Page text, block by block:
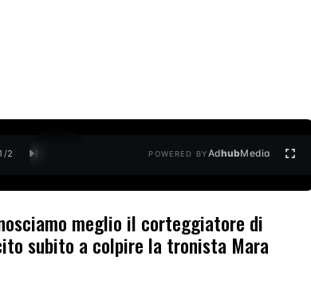
/2 POWERED BYAdhubMedia
meglio il corteggiatore di
subito a colpire la tronista Mara